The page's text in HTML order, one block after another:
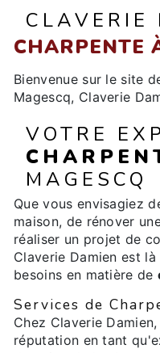
CLAVERIE
CHARPENTE
Bienvenue sur le site
Magescq, Claverie
VOTRE
MAGESCQ
Que vous envisagiez
maison, de rénover
réaliser un projet de
Claverie Damien est
besoins en matière de
Services de
Chez Claverie
réputation en tant